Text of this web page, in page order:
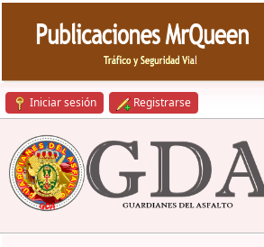
Iniciar sesión Registrarse